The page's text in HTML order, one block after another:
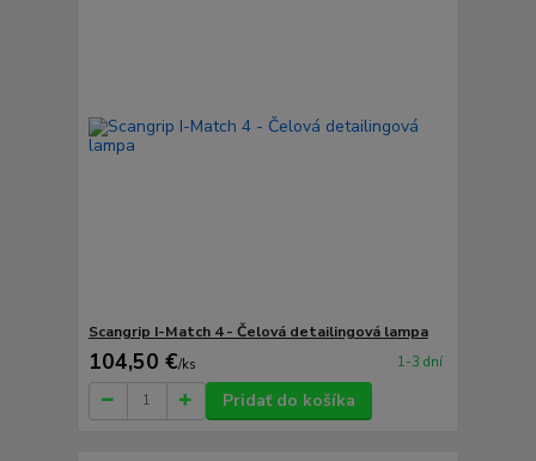
Scangrip I-Match 4 - Čelová detailingová lampa
104,50 €/ks 1-3 dní
Pridať do košíka